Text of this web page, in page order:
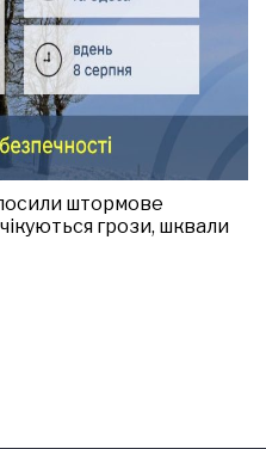
штормове
грози, шквали